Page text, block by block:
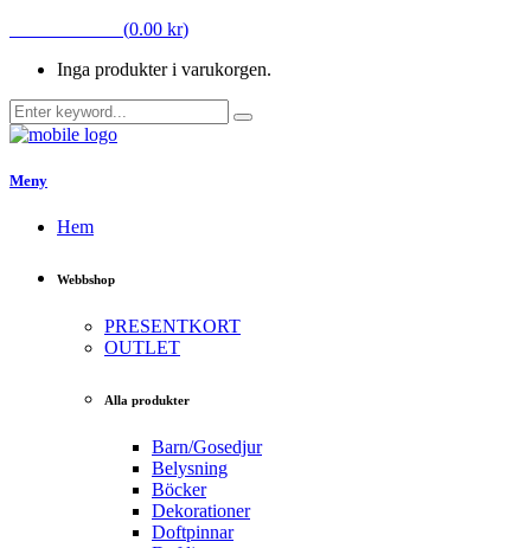
(0.00 kr)
Inga produkter i varukorgen.
Meny
Hem
Webbshop
PRESENTKORT
OUTLET
Alla produkter
Barn/Gosedjur
Belysning
Böcker
Dekorationer
Doftpinnar